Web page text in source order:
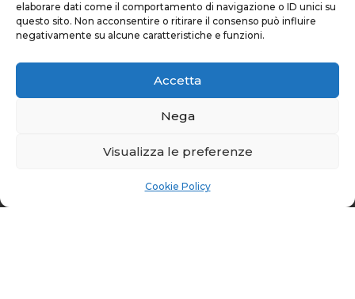
elaborare dati come il comportamento di navigazione o ID unici su
questo sito. Non acconsentire o ritirare il consenso può influire
negativamente su alcune caratteristiche e funzioni.
Accetta
Nega
Visualizza le preferenze
Cookie Policy
integrante del nostro viaggio verso un
futuro di pace.